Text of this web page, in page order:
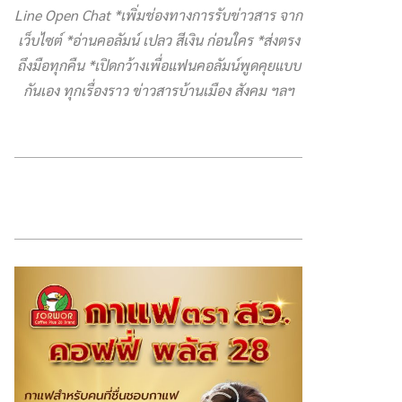
Line Open Chat *เพิ่มช่องทางการรับข่าวสาร จาก
เว็บไซต์ *อ่านคอลัมน์ เปลว สีเงิน ก่อนใคร *ส่งตรง
ถึงมือทุกคืน *เปิดกว้างเพื่อแฟนคอลัมน์พูดคุยแบบ
กันเอง ทุกเรื่องราว ข่าวสารบ้านเมือง สังคม ฯลฯ